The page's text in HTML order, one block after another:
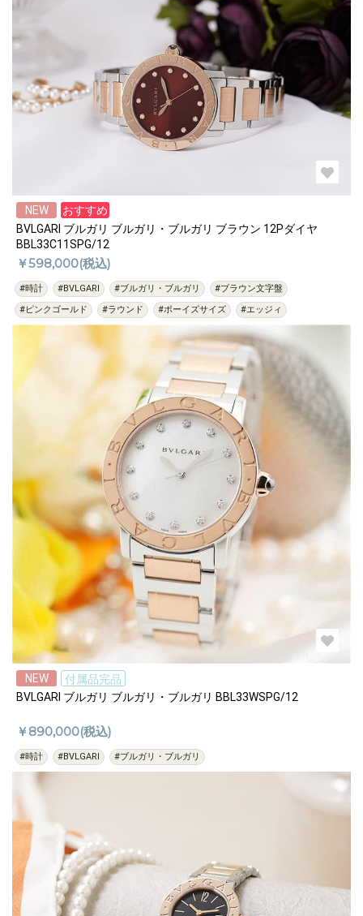
過去の特集をすべて見る>>
NEW
おすすめ
BVLGARI ブルガリ ブルガリ・ブルガリ ブラウン 12Pダイヤ
BBL33C11SPG/12
￥598,000(税込)
#時計 #BVLGARI #ブルガリ・ブルガリ
#ブラウン文字盤
#ピンクゴールド
#ラウンド #ボーイズサイズ #エッジィ
NEW
付属品完品
BVLGARI ブルガリ ブルガリ・ブルガリ BBL33WSPG/12
￥890,000(税込)
#時計 #BVLGARI #ブルガリ・ブルガリ